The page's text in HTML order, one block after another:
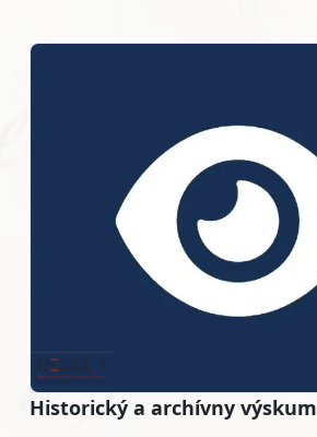
Historický a archívny výskum